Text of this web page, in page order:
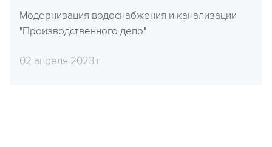
Модернизация водоснабжения и канализации
"Производственного депо"
02 апреля 2023 г